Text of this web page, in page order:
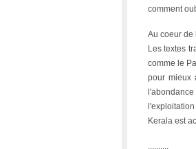
comment
Au coeur de
Les textes
comme le
pour mieux
Kerala est
..........